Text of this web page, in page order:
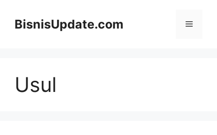
BisnisUpdate.com Menu
Usul